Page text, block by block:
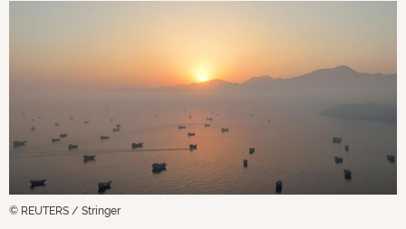
© REUTERS / Stringer